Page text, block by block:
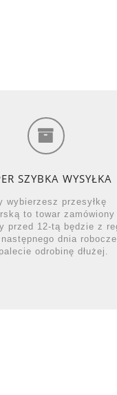
SZYBKA WYSYŁKA
wybierzesz przesyłkę
to towar zamówiony
przed 12-tą będzie z
dnia
odrobinę dłużej.